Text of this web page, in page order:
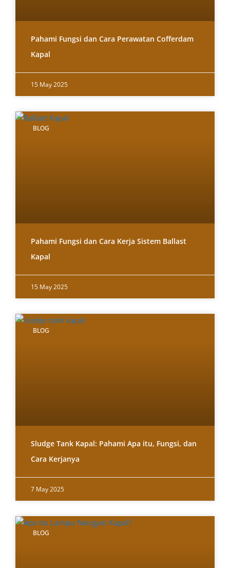
Pahami Fungsi dan Cara Perawatan Cofferdam
Kapal
15 May 2025
BLOG
Pahami Fungsi dan Cara Kerja Sistem Ballast
Kapal
15 May 2025
BLOG
Sludge Tank Kapal: Pahami Apa itu, Fungsi, dan
Cara Kerjanya
7 May 2025
BLOG